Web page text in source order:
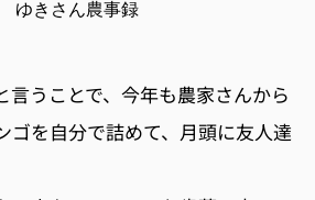
言うことで、今年も農家さんから
ゴを自分で詰めて、月頭に友人達